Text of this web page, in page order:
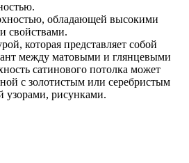
обладающей высокими
свойствами.
которая представляет собой
между матовыми и глянцевыми
сатинового потолка может
с золотистым или серебристым
узорами, рисунками.